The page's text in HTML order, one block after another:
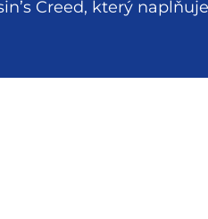
Creed, který